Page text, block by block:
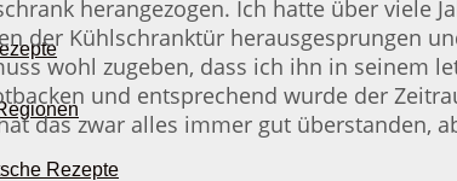
Rezepte
herangezogen. Ich hatte über viele
der Kühlschranktür herausgesprungen
wohl zugeben, dass ich ihn in seinem
und entsprechend wurde der
das zwar alles immer gut überstanden,